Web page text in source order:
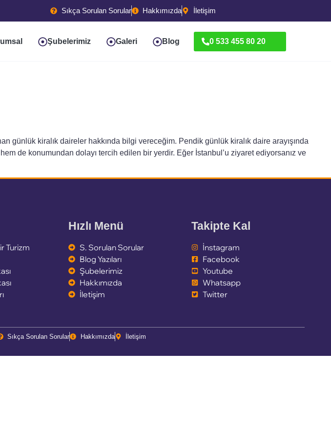
Sıkça Sorulan Sorular Hakkımızda İletişim
Şubelerimiz Galeri Blog 0 533 455 80 20
günlük kiralık daireler hakkında bilgi vereceğim. Pendik günlük kiralık daire arayışında
de konumundan dolayı tercih edilen bir yerdir. Eğer İstanbul’u ziyaret ediyorsanız ve
Turizm
Hızlı Menü
S. Sorulan Sorular
Blog Yazıları
Şubelerimiz
Hakkımızda
İletişim
Takipte Kal
İnstagram
Facebook
Youtube
Whatsapp
Twitter
Sıkça Sorulan Sorular Hakkımızda İletişim